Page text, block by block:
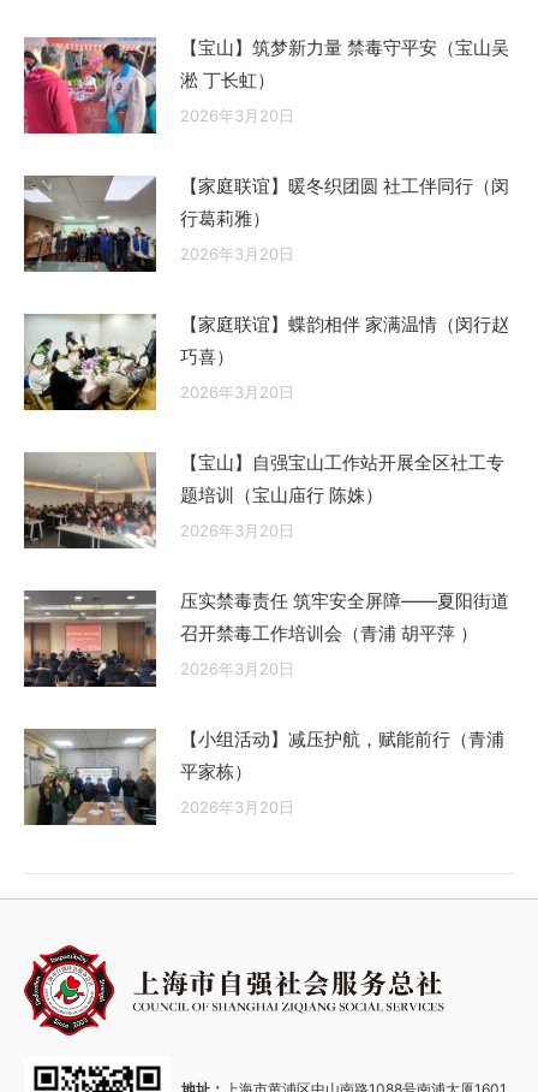
【宝山】筑梦新力量 禁毒守平安（宝山吴
淞 丁长虹）
2026年3月20日
【家庭联谊】暖冬织团圆 社工伴同行（闵
行葛莉雅）
2026年3月20日
【家庭联谊】蝶韵相伴 家满温情（闵行赵
巧喜）
2026年3月20日
【宝山】自强宝山工作站开展全区社工专
题培训（宝山庙行 陈姝）
2026年3月20日
压实禁毒责任 筑牢安全屏障——夏阳街道
召开禁毒工作培训会（青浦 胡平萍 ）
2026年3月20日
【小组活动】减压护航，赋能前行（青浦
平家栋）
2026年3月20日